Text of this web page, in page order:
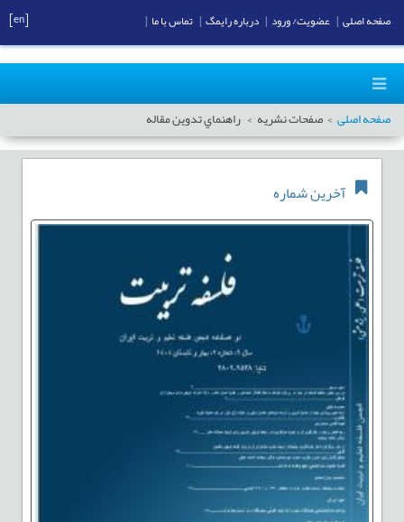
صفحه اصلی صفحات نشریه راهنماي تدوين مقاله
آخرین شماره
صفحه اصلی عضویت/ ورود درباره رایمگ تماس با ما